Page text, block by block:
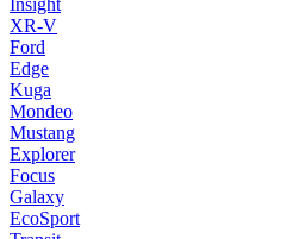
Insight
XR-V
Ford
Edge
Kuga
Mondeo
Mustang
Explorer
Focus
Galaxy
EcoSport